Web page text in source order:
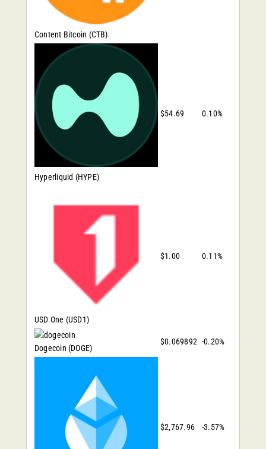
Content Bitcoin (CTB)
Hyperliquid (HYPE)
$54.69 0.10%
USD One (USD1)
$1.00 0.11%
Dogecoin (DOGE)
$0.069892 -0.20%
$2,767.96 -3.57%